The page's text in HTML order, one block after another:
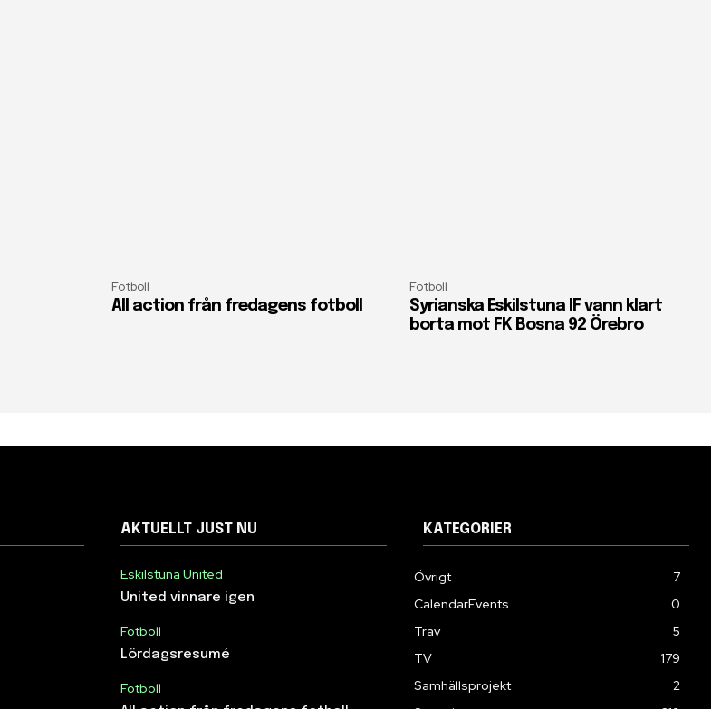
Fotboll
All action från fredagens fotboll
Fotboll
Syrianska Eskilstuna IF vann klart
borta mot FK Bosna 92 Örebro
AKTUELLT JUST NU
Eskilstuna United
United vinnare igen
Fotboll
Lördagsresumé
Fotboll
KATEGORIER
Övrigt
7
CalendarEvents
0
Trav
5
TV
179
Samhällsprojekt
2